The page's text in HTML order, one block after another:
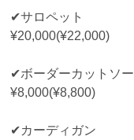
✔︎サロペット
¥20,000(¥22,000)
✔︎ボーダーカットソー
¥8,000(¥8,800)
✔︎カーディガン